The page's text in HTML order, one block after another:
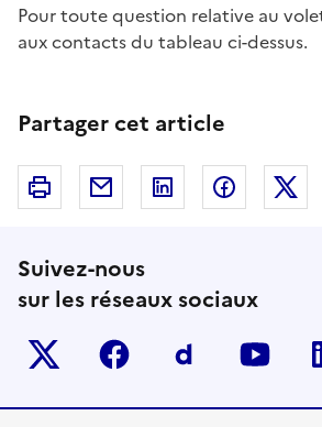
Pour toute question relative au
aux contacts du tableau ci-dessus.
Partager cet article
Imprimer Courriel Linkedin Facebook
Suivez-nous
sur les réseaux sociaux
Twitter-x facebook